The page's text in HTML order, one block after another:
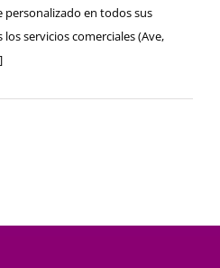
en todos sus
servicios comerciales (Ave,